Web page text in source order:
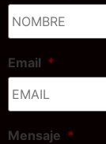
Email *
Mensaje *